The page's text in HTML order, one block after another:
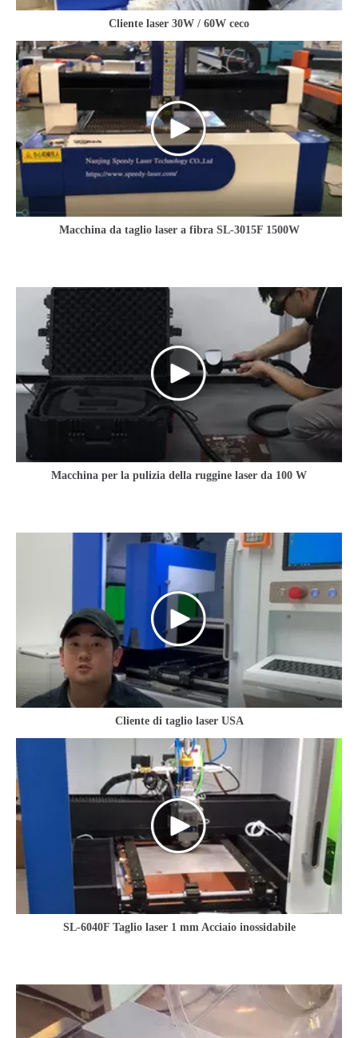
Cliente laser 30W / 60W ceco
Macchina da taglio laser a fibra SL-3015F 1500W
Macchina per la pulizia della ruggine laser da 100 W
Cliente di taglio laser USA
SL-6040F Taglio laser 1 mm Acciaio inossidabile